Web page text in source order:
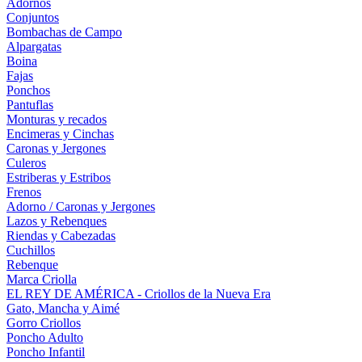
Adornos
Conjuntos
Bombachas de Campo
Alpargatas
Boina
Fajas
Ponchos
Pantuflas
Monturas y recados
Encimeras y Cinchas
Caronas y Jergones
Culeros
Estriberas y Estribos
Frenos
Adorno / Caronas y Jergones
Lazos y Rebenques
Riendas y Cabezadas
Cuchillos
Rebenque
Marca Criolla
EL REY DE AMÉRICA - Criollos de la Nueva Era
Gato, Mancha y Aimé
Gorro Criollos
Poncho Adulto
Poncho Infantil